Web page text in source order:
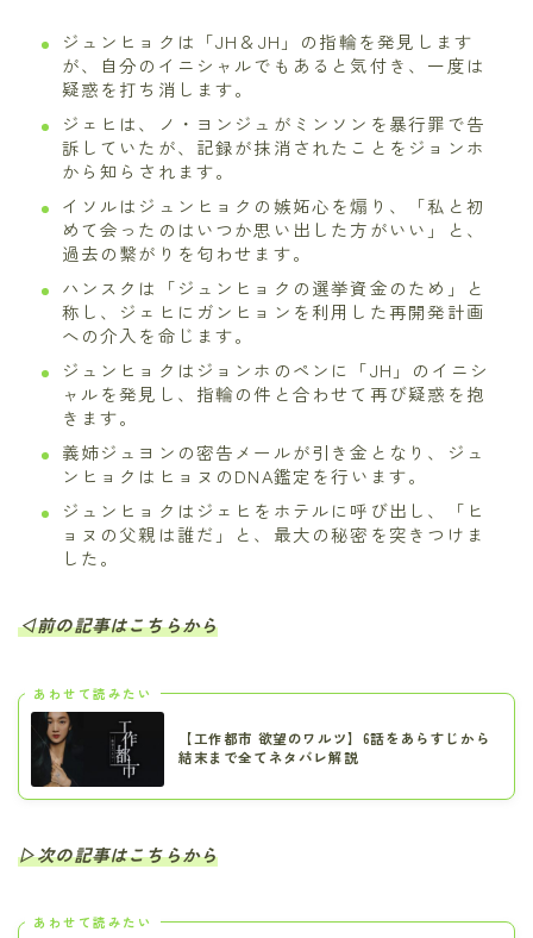
ジュンヒョクは「JH＆JH」の指輪を発見します
が、自分のイニシャルでもあると気付き、一度は
疑惑を打ち消します。
ジェヒは、ノ・ヨンジュがミンソンを暴行罪で告
訴していたが、記録が抹消されたことをジョンホ
から知らされます。
イソルはジュンヒョクの嫉妬心を煽り、「私と初
めて会ったのはいつか思い出した方がいい」と、
過去の繋がりを匂わせます。
ハンスクは「ジュンヒョクの選挙資金のため」と
称し、ジェヒにガンヒョンを利用した再開発計画
への介入を命じます。
ジュンヒョクはジョンホのペンに「JH」のイニシ
ャルを発見し、指輪の件と合わせて再び疑惑を抱
きます。
義姉ジュヨンの密告メールが引き金となり、ジュ
ンヒョクはヒョヌのDNA鑑定を行います。
ジュンヒョクはジェヒをホテルに呼び出し、「ヒ
ョヌの父親は誰だ」と、最大の秘密を突きつけま
した。
◁前の記事はこちらから
あわせて読みたい
【工作都市 欲望のワルツ】6話をあらすじから
結末まで全てネタバレ解説
▷次の記事はこちらから
あわせて読みたい